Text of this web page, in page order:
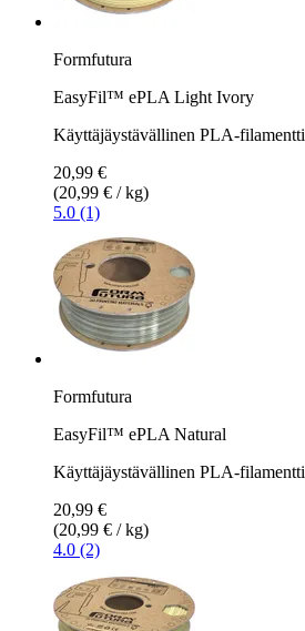
Formfutura
EasyFil™ ePLA Light Ivory
Käyttäjäystävällinen PLA-filamentti
20,99 €
(20,99 € / kg)
5.0 (1)
Formfutura
EasyFil™ ePLA Natural
Käyttäjäystävällinen PLA-filamentti
20,99 €
(20,99 € / kg)
4.0 (2)